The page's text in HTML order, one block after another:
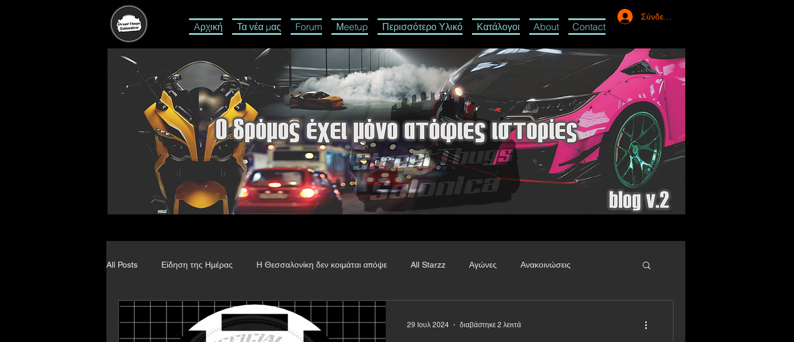
Aρχική Τα νέα μας Forum Μeetup Περισσότερο Υλικό Κατάλογοι About Contact
Σύνδεση
All Posts Είδηση της Ημέρας Η Θεσσαλονίκη δεν κοιμάται απόψε All Starzz Αγώνες Ανακοινώσεις
Κοντά στη Θεσσαλονίκη
29 Ιουλ 2024 διαβάστηκε 2 λεπτά